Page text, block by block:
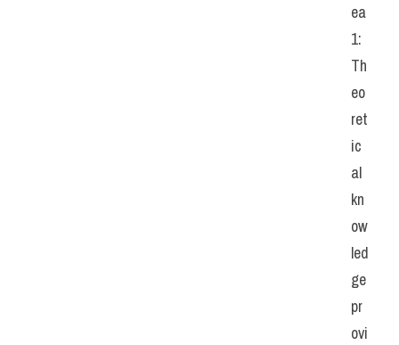
ea
1:
Th
eo
ret
ic
al
kn
ow
led
ge
pr
ovi